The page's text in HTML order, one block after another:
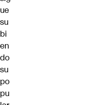
ue
su
bi
en
do
su
po
pu